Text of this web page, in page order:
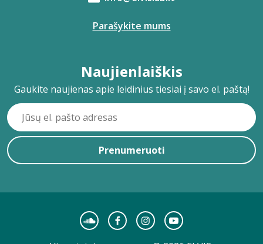
Parašykite mums
Naujienlaiškis
Gaukite naujienas apie leidinius tiesiai į savo el. paštą!
Prenumeruoti